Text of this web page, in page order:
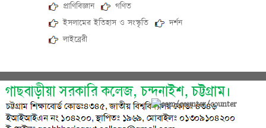
প্রাণিবিজ্ঞান
গণিত
ইসলামের ইতিহাস ও সংস্কৃতি
দর্শন
লাইব্রেরী